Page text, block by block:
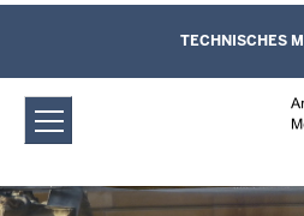
Amtsgericht
Sitzungstermine
Direkt zum Inhalt
Leichte Sprache,
und Kontaktformular
TECHNISCHES